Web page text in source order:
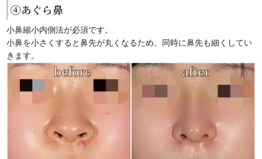
④あぐら鼻
小鼻縮小内側法が必須です。
小鼻を小さくすると鼻先が丸くなるため、同時に鼻先も細くしてい
きます。